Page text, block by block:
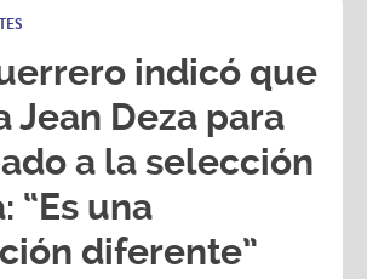
indicó que
Jean Deza para
a la selección
“Es una
diferente”
habló luego de la victoria de